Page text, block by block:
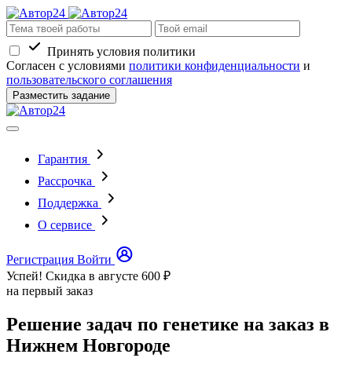
Принять условия политики
Согласен с условиями политики конфиденциальности и
пользовательского соглашения
Разместить задание
Гарантия
Рассрочка
Поддержка
О сервисе
Регистрация Войти
Успей! Скидка в августе 600 ₽
на первый заказ
Решение задач по генетике на заказ в
Нижнем Новгороде